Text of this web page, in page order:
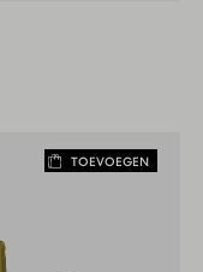
TOEVOEGEN